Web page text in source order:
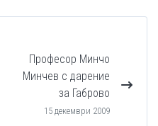
Професор Минчо
Минчев с дарение
за Габрово
15 декември 2009